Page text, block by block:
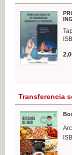
Transferencia